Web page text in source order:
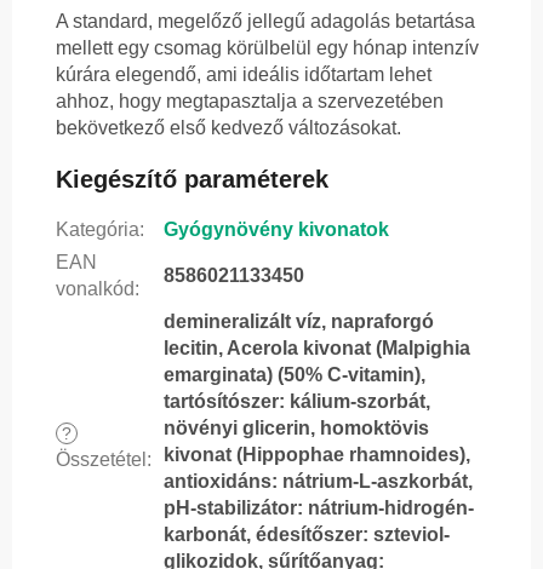
A standard, megelőző jellegű adagolás betartása
mellett egy csomag körülbelül egy hónap intenzív
kúrára elegendő, ami ideális időtartam lehet
ahhoz, hogy megtapasztalja a szervezetében
bekövetkező első kedvező változásokat.
Kiegészítő paraméterek
Kategória:
Gyógynövény kivonatok
EAN
vonalkód:
8586021133450
?
Összetétel :
demineralizált víz, napraforgó
lecitin, Acerola kivonat (Malpighia
emarginata) (50% C-vitamin),
tartósítószer: kálium-szorbát,
növényi glicerin, homoktövis
kivonat (Hippophae rhamnoides),
antioxidáns: nátrium-L-aszkorbát,
pH-stabilizátor: nátrium-hidrogén-
karbonát, édesítőszer: szteviol-
glikozidok, sűrítőanyag: